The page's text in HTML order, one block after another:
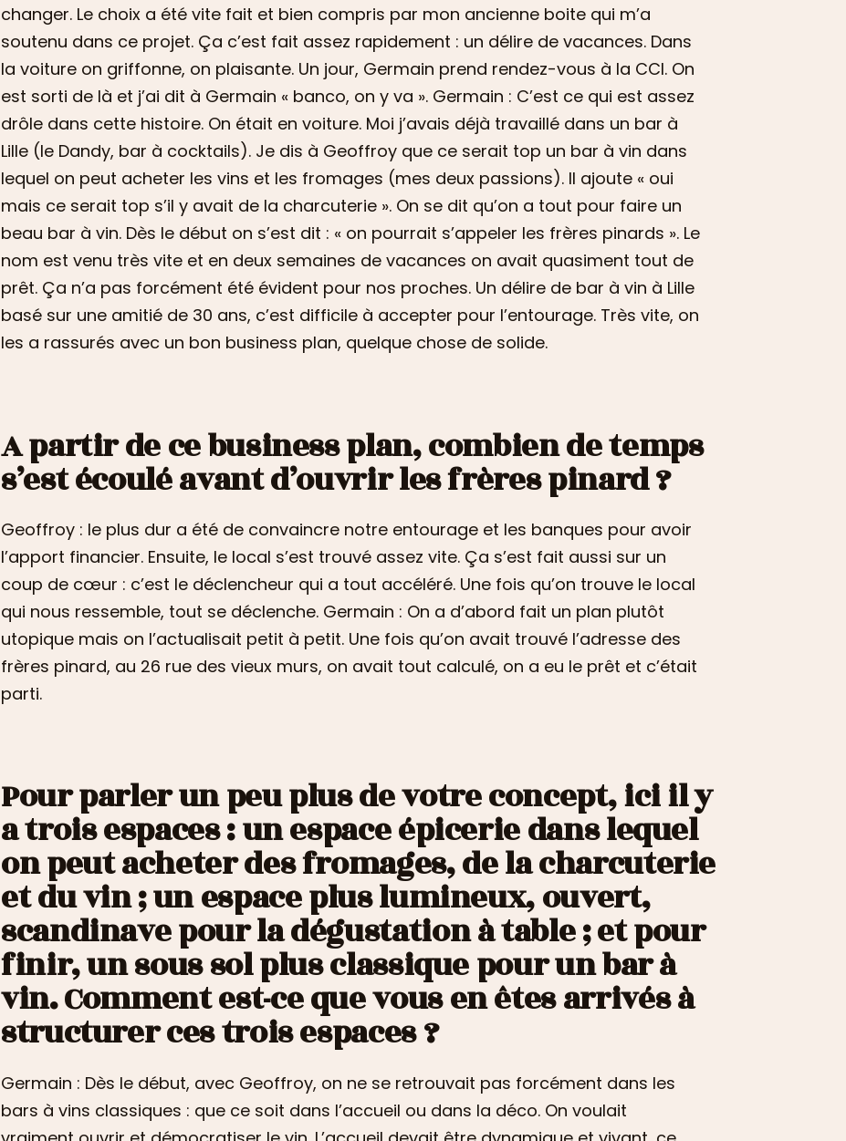
changer. Le choix a été vite fait et bien compris par mon ancienne boite qui m’a
soutenu dans ce projet. Ça c’est fait assez rapidement : un délire de vacances. Dans
la voiture on griffonne, on plaisante. Un jour, Germain prend rendez-vous à la CCI. On
est sorti de là et j’ai dit à Germain « banco, on y va ». Germain : C’est ce qui est assez
drôle dans cette histoire. On était en voiture. Moi j’avais déjà travaillé dans un bar à
Lille (le Dandy, bar à cocktails). Je dis à Geoffroy que ce serait top un bar à vin dans
lequel on peut acheter les vins et les fromages (mes deux passions). Il ajoute « oui
mais ce serait top s’il y avait de la charcuterie ». On se dit qu’on a tout pour faire un
beau bar à vin. Dès le début on s’est dit : « on pourrait s’appeler les frères pinards ». Le
nom est venu très vite et en deux semaines de vacances on avait quasiment tout de
prêt. Ça n’a pas forcément été évident pour nos proches. Un délire de bar à vin à Lille
basé sur une amitié de 30 ans, c’est difficile à accepter pour l’entourage. Très vite, on
les a rassurés avec un bon business plan, quelque chose de solide.
A partir de ce business plan, combien de temps
s’est écoulé avant d’ouvrir les frères pinard ?
Geoffroy : le plus dur a été de convaincre notre entourage et les banques pour avoir
l’apport financier. Ensuite, le local s’est trouvé assez vite. Ça s’est fait aussi sur un
coup de cœur : c’est le déclencheur qui a tout accéléré. Une fois qu’on trouve le local
qui nous ressemble, tout se déclenche. Germain : On a d’abord fait un plan plutôt
utopique mais on l’actualisait petit à petit. Une fois qu’on avait trouvé l’adresse des
frères pinard, au 26 rue des vieux murs, on avait tout calculé, on a eu le prêt et c’était
parti.
Pour parler un peu plus de votre concept, ici il y
a trois espaces : un espace épicerie dans lequel
on peut acheter des fromages, de la charcuterie
et du vin ; un espace plus lumineux, ouvert,
scandinave pour la dégustation à table ; et pour
finir, un sous sol plus classique pour un bar à
vin. Comment est-ce que vous en êtes arrivés à
structurer ces trois espaces ?
Germain : Dès le début, avec Geoffroy, on ne se retrouvait pas forcément dans les
bars à vins classiques : que ce soit dans l’accueil ou dans la déco. On voulait